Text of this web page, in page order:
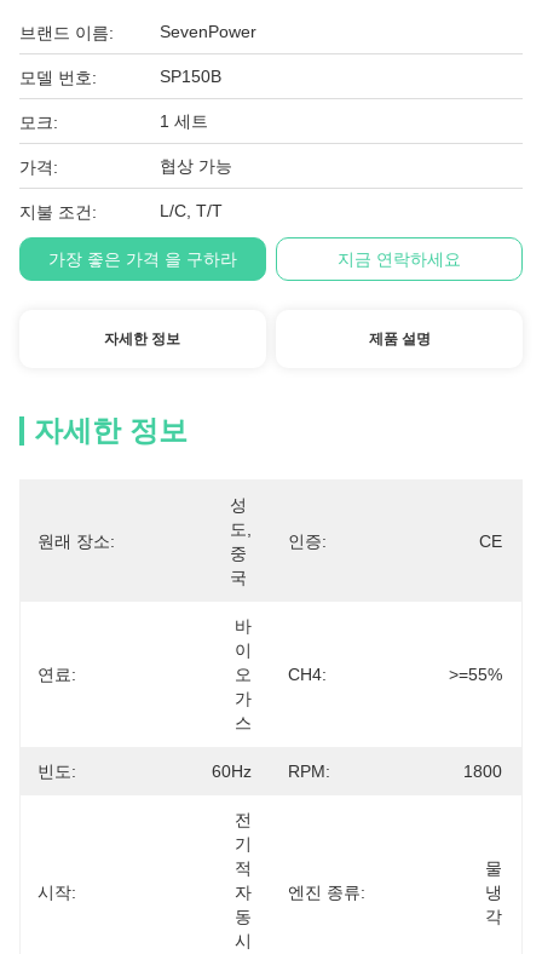
브랜드 이름: SevenPower
모델 번호: SP150B
모크: 1 세트
가격: 협상 가능
지불 조건: L/C, T/T
가장 좋은 가격 을 구하라 지금 연락하세요
자세한 정보 제품 설명
자세한 정보
원래 장소:
성
도,
중
국
인증: CE
연료:
바
이
오
가
스
CH4: >=55%
빈도: 60Hz RPM: 1800
시작:
전
기
적
자
동
시
엔진 종류:
물
냉
각